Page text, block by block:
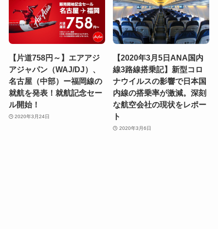
【片道758円～】エアアジ
アジャパン（WAJ/DJ）、
名古屋（中部）ー福岡線の
就航を発表！就航記念セー
ル開始！
2020年3月24日
【2020年3月5日ANA国内
線3路線搭乗記】新型コロ
ナウイルスの影響で日本国
内線の搭乗率が激減。深刻
な航空会社の現状をレポー
ト
2020年3月6日